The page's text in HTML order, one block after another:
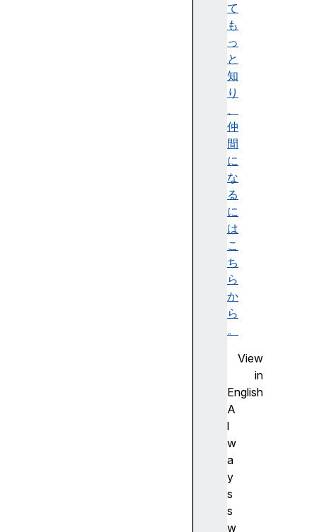
て
も
っ
と
知
り
、
仲
間
に
な
る
に
は
こ
ち
ら
か
ら
。
View
in
English
A
l
w
a
y
s
s
w